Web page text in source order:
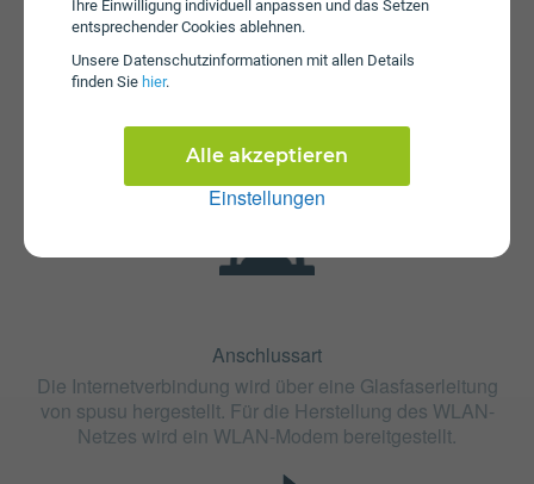
Ihre Einwilligung individuell anpassen und das Setzen
entsprechender Cookies ablehnen.
Unsere Daten­schutz­informationen mit allen Details
finden Sie hier.
Einstellungen
Alle akzeptieren
Fristen
Die Vertragslaufzeit bei spusu Glasfaser 20 beträgt 12
Anschlussart
Die Internetverbindung wird über eine Glasfaserleitung
von spusu hergestellt. Für die Herstellung des WLAN-
Netzes wird ein WLAN-Modem bereitgestellt.